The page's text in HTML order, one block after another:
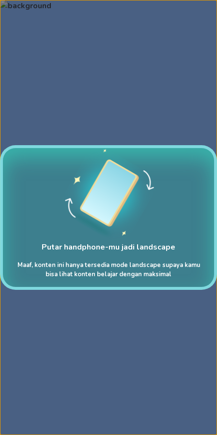
Putar handphone-mu jadi landscape
Maaf, konten ini hanya tersedia mode landscape supaya kamu
bisa lihat konten belajar dengan maksimal